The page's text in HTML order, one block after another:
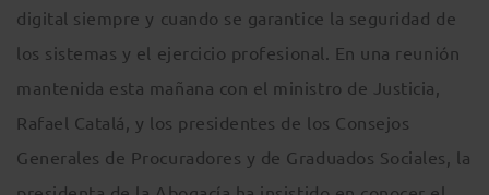
digital siempre y cuando se garantice la seguridad de
los sistemas y el ejercicio profesional. En una reunión
mantenida esta mañana con el ministro de Justicia,
Rafael Catalá, y los presidentes de los Consejos
Generales de Procuradores y de Graduados Sociales, la